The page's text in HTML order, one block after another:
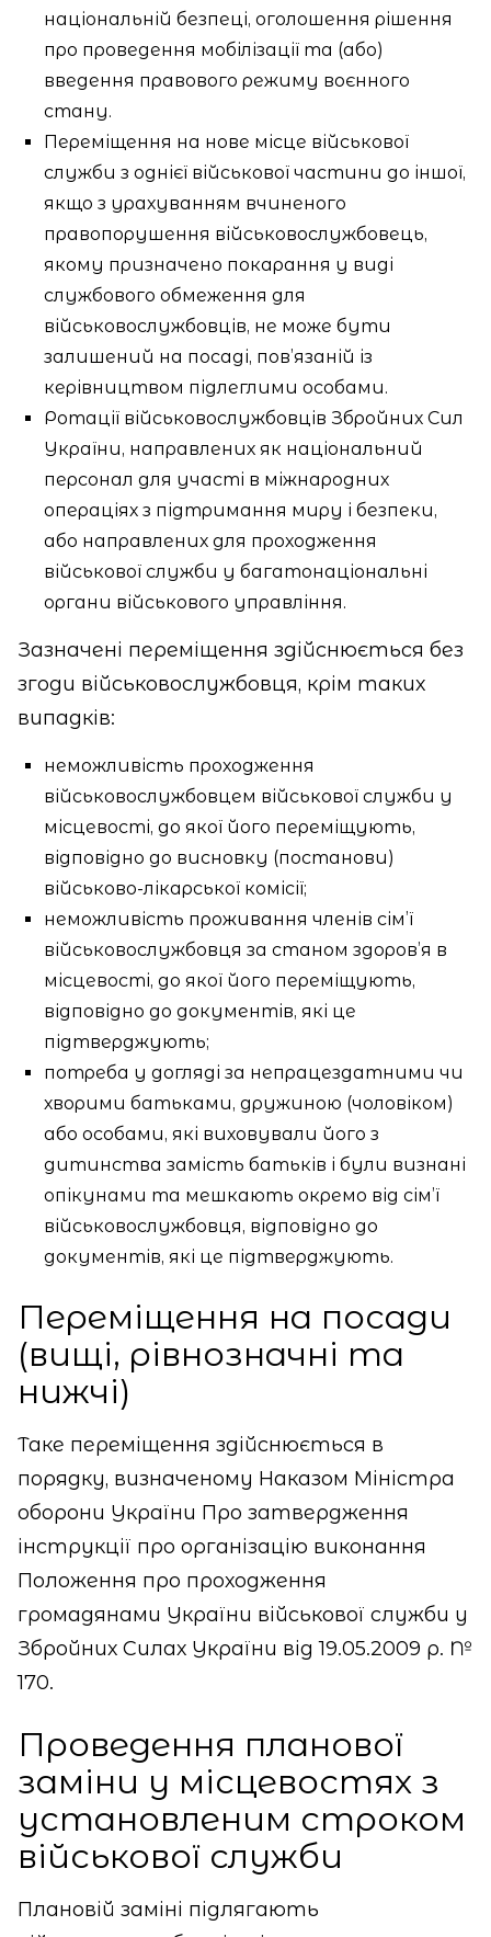
національній безпеці, оголошення рішення
про проведення мобілізації та (або)
введення правового режиму воєнного
стану.
Переміщення на нове місце військової
служби з однієї військової частини до іншої,
якщо з урахуванням вчиненого
правопорушення військовослужбовець,
якому призначено покарання у виді
службового обмеження для
військовослужбовців, не може бути
залишений на посаді, пов’язаній із
керівництвом підлеглими особами.
Ротації військовослужбовців Збройних Сил
України, направлених як національний
персонал для участі в міжнародних
операціях з підтримання миру і безпеки,
або направлених для проходження
військової служби у багатонаціональні
органи військового управління.
Зазначені переміщення здійснюється без
згоди військовослужбовця, крім таких
випадків:
неможливість проходження
військовослужбовцем військової служби у
місцевості, до якої його переміщують,
відповідно до висновку (постанови)
військово-лікарської комісії;
неможливість проживання членів сім’ї
військовослужбовця за станом здоров’я в
місцевості, до якої його переміщують,
відповідно до документів, які це
підтверджують;
потреба у догляді за непрацездатними чи
хворими батьками, дружиною (чоловіком)
або особами, які виховували його з
дитинства замість батьків і були визнані
опікунами та мешкають окремо від сім’ї
військовослужбовця, відповідно до
документів, які це підтверджують.
Переміщення на посади
(вищі, рівнозначні та
нижчі)
Таке переміщення здійснюється в
порядку, визначеному Наказом Міністра
оборони України Про затвердження
інструкції про організацію виконання
Положення про проходження
громадянами України військової служби у
Збройних Силах України від 19.05.2009 р. №
170.
Проведення планової
заміни у місцевостях з
установленим строком
військової служби
Плановій заміні підлягають